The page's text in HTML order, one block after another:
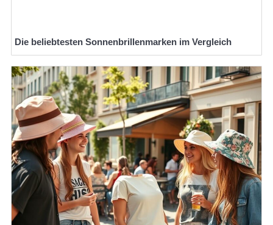
Die beliebtesten Sonnenbrillenmarken im Vergleich